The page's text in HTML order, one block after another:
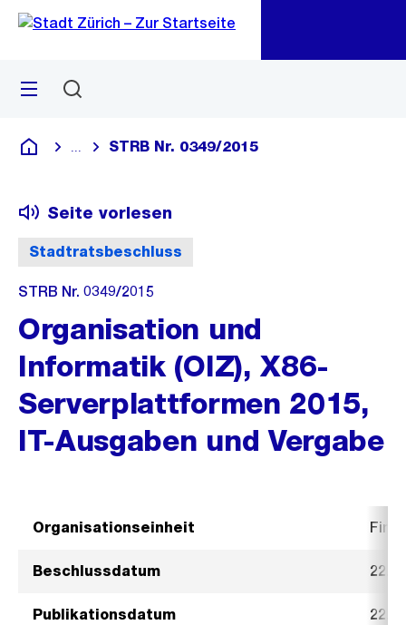
Navigation
Sprunglink
Menü
Deutsch
Blende alle Breadcrumbs ein
STRB Nr. 0349/2015
Stadtratsbeschluss
Seite vorlesen
STRB Nr. 0349/2015
Organisation und
Informatik (OIZ), X86-
Serverplattformen 2015,
IT-Ausgaben und Vergabe
Organisationseinheit
Beschlussdatum 22.
Publikationsdatum 22.